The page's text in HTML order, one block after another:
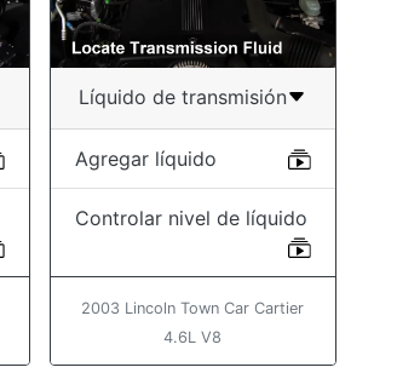
Líquido de transmisión
Agregar líquido
Controlar nivel de líquido
2003 Lincoln Town Car Cartier
4.6L V8